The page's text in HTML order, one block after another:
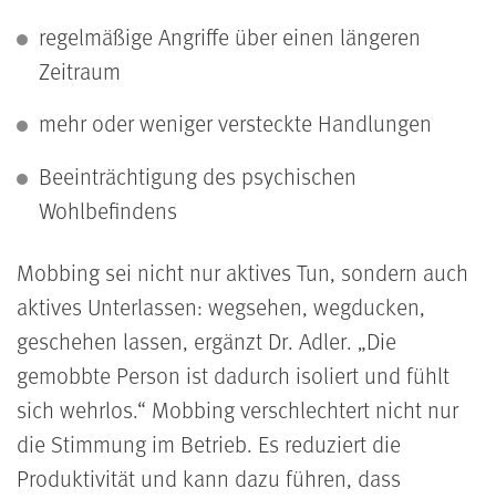
regelmäßige Angriffe über einen längeren
Zeitraum
mehr oder weniger versteckte Handlungen
Beeinträchtigung des psychischen
Wohlbefindens
Mobbing sei nicht nur aktives Tun, sondern auch
aktives Unterlassen: wegsehen, wegducken,
geschehen lassen, ergänzt Dr. Adler. Die
gemobbte Person ist dadurch isoliert und fühlt
sich wehrlos. Mobbing verschlechtert nicht nur
die Stimmung im Betrieb. Es reduziert die
Produktivität und kann dazu führen, dass